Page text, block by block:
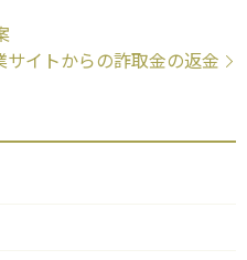
サイトからの詐取金の返金